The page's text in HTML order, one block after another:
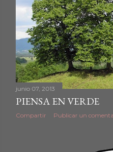
junio 07, 2013
PIENSA EN VERDE
Compartir Publicar un